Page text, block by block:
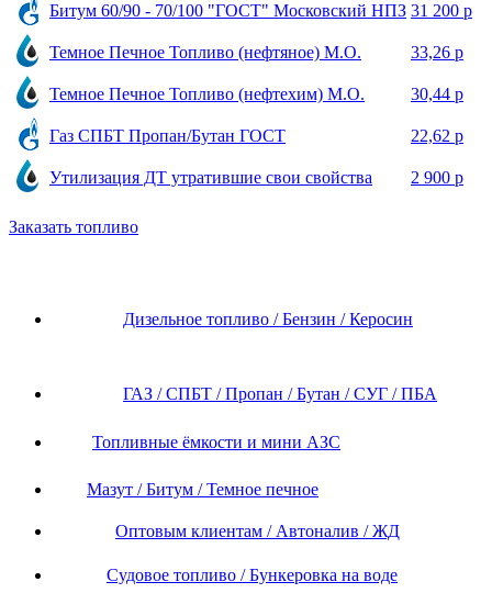
Битум 60/90 - 70/100 "ГОСТ" Московский НПЗ 31 200 р
Темное Печное Топливо (нефтяное) М.О. 33,26 р
Темное Печное Топливо (нефтехим) М.О. 30,44 р
Газ СПБТ Пропан/Бутан ГОСТ 22,62 р
Утилизация ДТ утратившие свои свойства 2 900 р
Заказать топливо
Дизельное топливо / Бензин / Керосин
ГАЗ / СПБТ / Пропан / Бутан / СУГ / ПБА
Топливные ёмкости и мини АЗС
Мазут / Битум / Темное печное
Оптовым клиентам / Автоналив / ЖД
Судовое топливо / Бункеровка на воде